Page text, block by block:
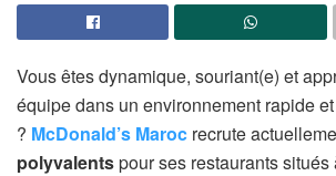
Vous êtes dynamique, souriant(e) et
équipe dans un environnement rapide
? McDonald’s Maroc recrute
polyvalentspour ses restaurants situés